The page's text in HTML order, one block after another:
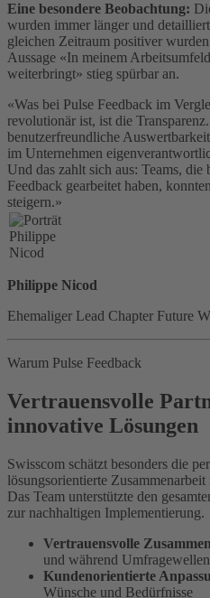
Eine besondere Beobachtung:
wurden immer länger und
gleichen Zeitraum positiver
Aussage «In meinem
weiterbringt» stieg spürbar an.
«Was bei Pulse Feedback im
revolutionär ist, ist die
benutzerfreundliche
im Unternehmen
Und das zahlt sich aus: Teams, die
Feedback gearbeitet haben,
steigern.»
Philippe Nicod
Ehemaliger Lead Chapter Future
Warum Pulse Feedback
Vertrauensvolle
innovative Lösungen
Swisscom schätzt besonders die
lösungsorientierte
Das Team unterstützte den
zur nachhaltigen Implementierung.
Vertrauensvolle
und während
Kundenorientierte
Wünsche und Bedürfnisse